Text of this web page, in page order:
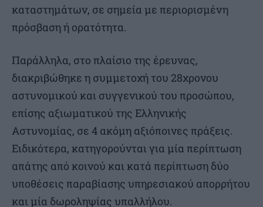
καταστημάτων, σε σημεία με περιορισμένη
πρόσβαση ή ορατότητα.
Παράλληλα, στο πλαίσιο της έρευνας,
διακριβώθηκε η συμμετοχή του 28χρονου
αστυνομικού και συγγενικού του προσώπου,
επίσης αξιωματικού της Ελληνικής
Αστυνομίας, σε 4 ακόμη αξιόποινες πράξεις.
Ειδικότερα, κατηγορούνται για μία περίπτωση
απάτης από κοινού και κατά περίπτωση δύο
υποθέσεις παραβίασης υπηρεσιακού απορρήτου
και μία δωροληψίας υπαλλήλου.